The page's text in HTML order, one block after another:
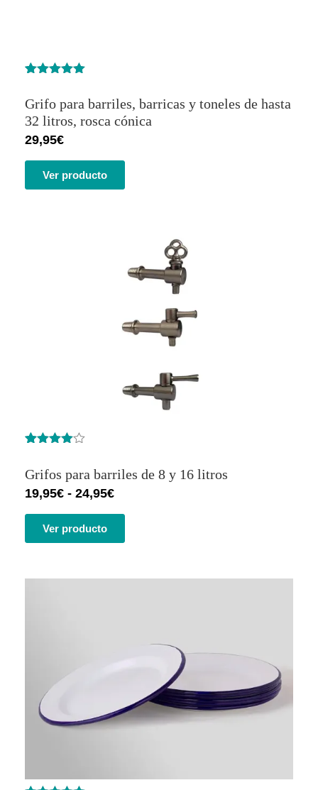
5 en base
avaloración
de un
cliente
Grifo para barriles, barricas y toneles de hasta
32 litros, rosca cónica
29,95€
Ver producto
de 5 en
base a
valoracione
s de
clientes
Grifos para barriles de 8 y 16 litros
19,95€ - 24,95€
Ver producto